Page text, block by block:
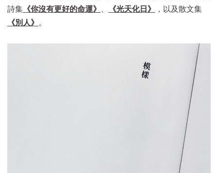
詩集 《你沒有更好的命運》 《光天化日》
，以及散文集
《別人》 。